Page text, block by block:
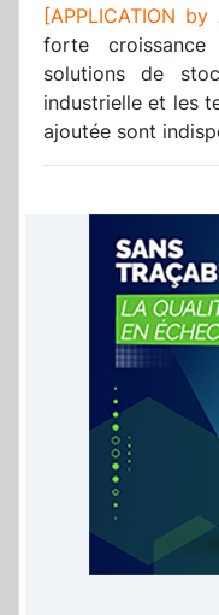
[APPLICATION by
forte
solutions de
industrielle et les
ajoutée sont